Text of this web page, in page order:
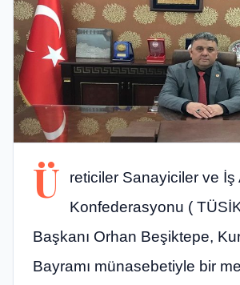
Ü
reticiler Sanayiciler ve İş
Konfederasyonu (
Başkanı Orhan Beşiktepe,
Bayramı münasebetiyle bir